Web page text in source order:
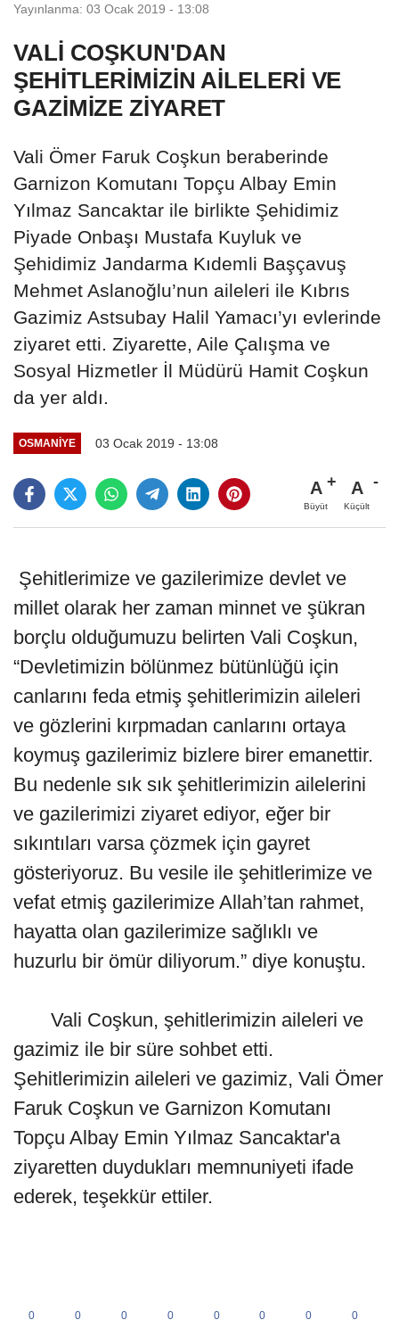
Yayınlanma: 03 Ocak 2019 - 13:08
VALİ COŞKUN'DAN
ŞEHİTLERİMİZİN AİLELERİ VE
GAZİMİZE ZİYARET
Vali Ömer Faruk Coşkun beraberinde
Garnizon Komutanı Topçu Albay Emin
Yılmaz Sancaktar ile birlikte Şehidimiz
Piyade Onbaşı Mustafa Kuyluk ve
Şehidimiz Jandarma Kıdemli Başçavuş
Mehmet Aslanoğlu’nun aileleri ile Kıbrıs
Gazimiz Astsubay Halil Yamacı’yı evlerinde
ziyaret etti. Ziyarette, Aile Çalışma ve
Sosyal Hizmetler İl Müdürü Hamit Coşkun
da yer aldı.
OSMANIYE 03 Ocak 2019 - 13:08
A
Büyüt
A
Küçült
Şehitlerimize ve gazilerimize devlet ve
millet olarak her zaman minnet ve şükran
borçlu olduğumuzu belirten Vali Coşkun,
“Devletimizin bölünmez bütünlüğü için
canlarını feda etmiş şehitlerimizin aileleri
ve gözlerini kırpmadan canlarını ortaya
koymuş gazilerimiz bizlere birer emanettir.
Bu nedenle sık sık şehitlerimizin ailelerini
ve gazilerimizi ziyaret ediyor, eğer bir
sıkıntıları varsa çözmek için gayret
gösteriyoruz. Bu vesile ile şehitlerimize ve
vefat etmiş gazilerimize Allah’tan rahmet,
hayatta olan gazilerimize sağlıklı ve
huzurlu bir ömür diliyorum.” diye konuştu.
Vali Coşkun, şehitlerimizin aileleri ve
gazimiz ile bir süre sohbet etti.
Şehitlerimizin aileleri ve gazimiz, Vali Ömer
Faruk Coşkun ve Garnizon Komutanı
Topçu Albay Emin Yılmaz Sancaktar'a
ziyaretten duydukları memnuniyeti ifade
ederek, teşekkür ettiler.